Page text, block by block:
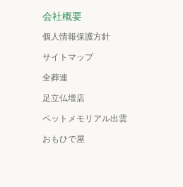
会社概要
個人情報保護方針
サイトマップ
全葬連
足立仏壇店
ペットメモリアル出雲
おもひで屋